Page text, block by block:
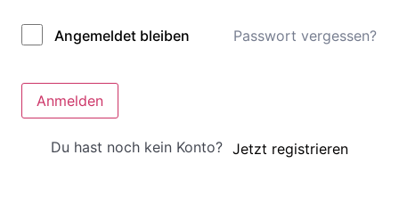
Alternative:
Angemeldet bleiben Passwort vergessen?
Anmelden
Du hast noch kein Konto? Jetzt registrieren